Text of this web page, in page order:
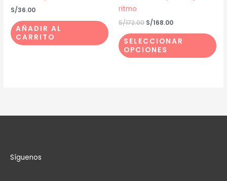
S/36.00
AÑADIR AL
CARRITO
ritmo
S/172.00 S/168.00
SELECCIONAR
OPCIONES
la
Síguenos